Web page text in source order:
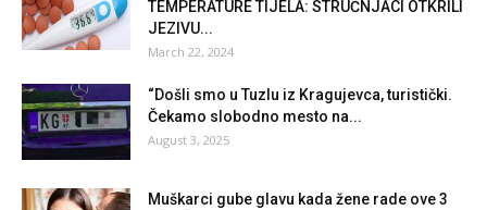
TEMPERATURE TIJELA: STRUČNJACI OTKRILI
JEZIVU...
March 22, 2024
“Došli smo u Tuzlu iz Kragujevca, turistički.
Čekamo slobodno mesto na...
August 3, 2025
Muškarci gube glavu kada žene rade ove 3